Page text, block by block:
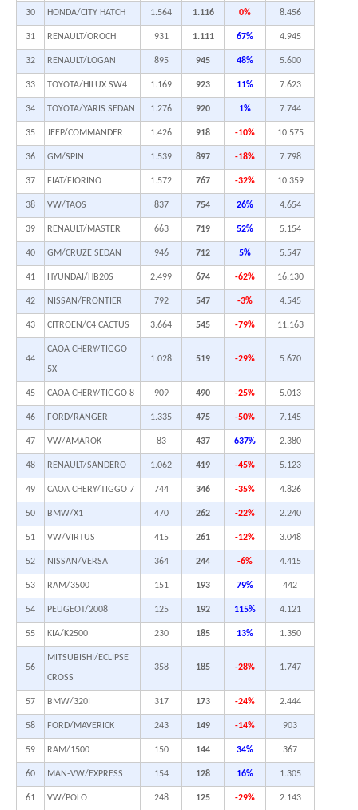
30 HONDA/CITY HATCH 1.564 1.116 0% 8.456
31 RENAULT/OROCH 931 1.111 67% 4.945
32 RENAULT/LOGAN 895 945 48% 5.600
33 TOYOTA/HILUX SW4 1.169 923 11% 7.623
34 TOYOTA/YARIS SEDAN 1.276 920 1% 7.744
35 JEEP/COMMANDER 1.426 918 -10% 10.575
36 GM/SPIN 1.539 897 -18% 7.798
37 FIAT/FIORINO 1.572 767 -32% 10.359
38 VW/TAOS 837 754 26% 4.654
39 RENAULT/MASTER 663 719 52% 5.154
40 GM/CRUZE SEDAN 946 712 5% 5.547
41 HYUNDAI/HB20S 2.499 674 -62% 16.130
42 NISSAN/FRONTIER 792 547 -3% 4.545
43 CITROEN/C4 CACTUS 3.664 545 -79% 11.163
44
CAOA CHERY/TIGGO
5X
1.028 519 -29% 5.670
45 CAOA CHERY/TIGGO 8 909 490 -25% 5.013
46 FORD/RANGER 1.335 475 -50% 7.145
47 VW/AMAROK 83 437 637% 2.380
48 RENAULT/SANDERO 1.062 419 -45% 5.123
49 CAOA CHERY/TIGGO 7 744 346 -35% 4.826
50 BMW/X1 470 262 -22% 2.240
51 VW/VIRTUS 415 261 -12% 3.048
52 NISSAN/VERSA 364 244 -6% 4.415
53 RAM/3500 151 193 79% 442
54 PEUGEOT/2008 125 192 115% 4.121
55 KIA/K2500 230 185 13% 1.350
56
MITSUBISHI/ECLIPSE
CROSS
358 185 -28% 1.747
57 BMW/320I 317 173 -24% 2.444
58 FORD/MAVERICK 243 149 -14% 903
59 RAM/1500 150 144 34% 367
60 MAN-VW/EXPRESS 154 128 16% 1.305
61 VW/POLO 248 125 -29% 2.143